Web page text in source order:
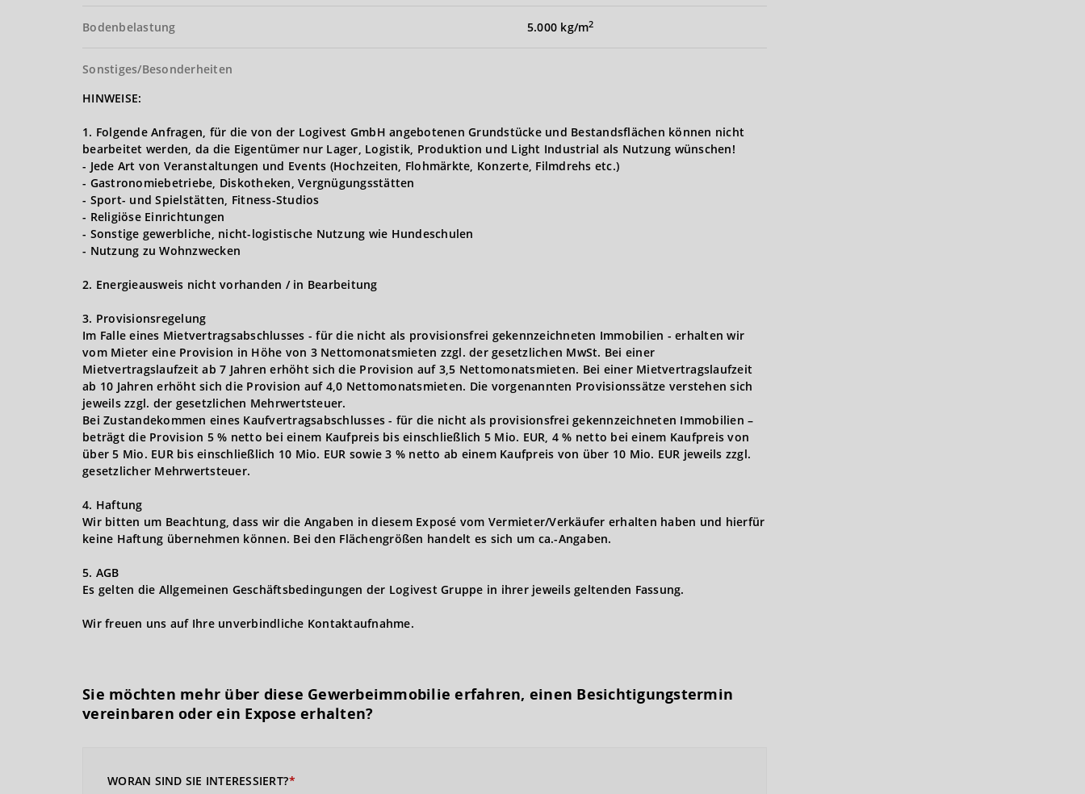
Bodenbelastung 5.000 kg/m2
Sonstiges/Besonderheiten
HINWEISE:
1. Folgende Anfragen, für die von der Logivest GmbH angebotenen Grundstücke und Bestandsflächen können nicht
bearbeitet werden, da die Eigentümer nur Lager, Logistik, Produktion und Light Industrial als Nutzung wünschen!
- Jede Art von Veranstaltungen und Events (Hochzeiten, Flohmärkte, Konzerte, Filmdrehs etc.)
- Gastronomiebetriebe, Diskotheken, Vergnügungsstätten
- Sport- und Spielstätten, Fitness-Studios
- Religiöse Einrichtungen
- Sonstige gewerbliche, nicht-logistische Nutzung wie Hundeschulen
- Nutzung zu Wohnzwecken
2. Energieausweis nicht vorhanden / in Bearbeitung
3. Provisionsregelung
Im Falle eines Mietvertragsabschlusses - für die nicht als provisionsfrei gekennzeichneten Immobilien - erhalten wir
vom Mieter eine Provision in Höhe von 3 Nettomonatsmieten zzgl. der gesetzlichen MwSt. Bei einer
Mietvertragslaufzeit ab 7 Jahren erhöht sich die Provision auf 3,5 Nettomonatsmieten. Bei einer Mietvertragslaufzeit
ab 10 Jahren erhöht sich die Provision auf 4,0 Nettomonatsmieten. Die vorgenannten Provisionssätze verstehen sich
jeweils zzgl. der gesetzlichen Mehrwertsteuer.
Bei Zustandekommen eines Kaufvertragsabschlusses - für die nicht als provisionsfrei gekennzeichneten Immobilien –
beträgt die Provision 5 % netto bei einem Kaufpreis bis einschließlich 5 Mio. EUR, 4 % netto bei einem Kaufpreis von
über 5 Mio. EUR bis einschließlich 10 Mio. EUR sowie 3 % netto ab einem Kaufpreis von über 10 Mio. EUR jeweils zzgl.
gesetzlicher Mehrwertsteuer.
4. Haftung
Wir bitten um Beachtung, dass wir die Angaben in diesem Exposé vom Vermieter/Verkäufer erhalten haben und hierfür
keine Haftung übernehmen können. Bei den Flächengrößen handelt es sich um ca.-Angaben.
5. AGB
Es gelten die Allgemeinen Geschäftsbedingungen der Logivest Gruppe in ihrer jeweils geltenden Fassung.
Wir freuen uns auf Ihre unverbindliche Kontaktaufnahme.
Sie möchten mehr über diese Gewerbeimmobilie erfahren, einen Besichtigungs­termin
vereinbaren oder ein Expose erhalten?
WORAN SIND SIE INTERESSIERT?